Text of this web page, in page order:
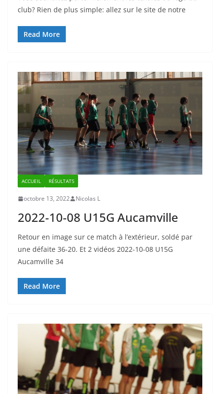
club? Rien de plus simple: allez sur le site de notre
Read More
ACCUEIL RÉSULTATS
octobre 13, 2022 Nicolas L
2022-10-08 U15G Aucamville
Retour en image sur ce match à l’extérieur, soldé par
une défaite 36-20. Et 2 vidéos 2022-10-08 U15G
Aucamville 34
Read More